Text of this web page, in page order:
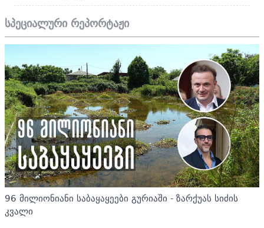
სპეციალური რეპორტაჟი
96 მილიონიანი საბაყაყეები გურიაში - ზარქუას სიძის
კვალი